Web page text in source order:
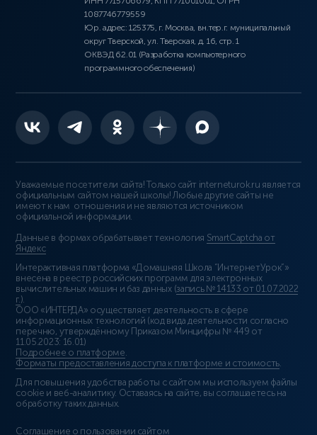
1087746779559
Юр. адрес: 125375, г. Москва, вн.тер.г. муниципальный
округ Тверской, ул. Тверская, д. 16, стр. 1
ОКВЭД 62.01 (Разработка компьютерного
программного обеспечения)
Уважаемые посетители сайта! Только сайт interneturok.ru является
официальным сайтом нашей школы! Любые другие сайты не
имеют к нам отношения и не являются источником
официальной информации.
Данные в формах обрабатывает технология SmartCaptcha от
Яндекс
Интерактивная платформа «Домашняя Школа “ИнтернетУрок”»
внесена в реестр российских программ для электронных
вычислительных машин и баз данных (запись № 14133 от 01.07.2022
г.).
ООО «ИНТЕРДА» осуществляет деятельность в сфере
информационных технологий (код вида деятельности согласно
перечню, утверждённому Приказом Минцифры № 449 от
11.05.2023: 16.01)
Подробнее о платформе.
Форматы предоставления доступа к платформе и стоимость.
Для повышения удобства работы с сайтом мы используем файлы
cookie и веб-аналитику. Оставаясь на сайте, вы соглашаетесь на
обработку таких данных.
Соглашение о пользовании сайтом